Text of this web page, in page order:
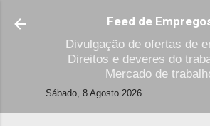
Avançar para o conteúdo
Feed de
Divulgação de ofertas de
Direitos e deveres do
Mercado de
Sábado, 8 Agosto 2026